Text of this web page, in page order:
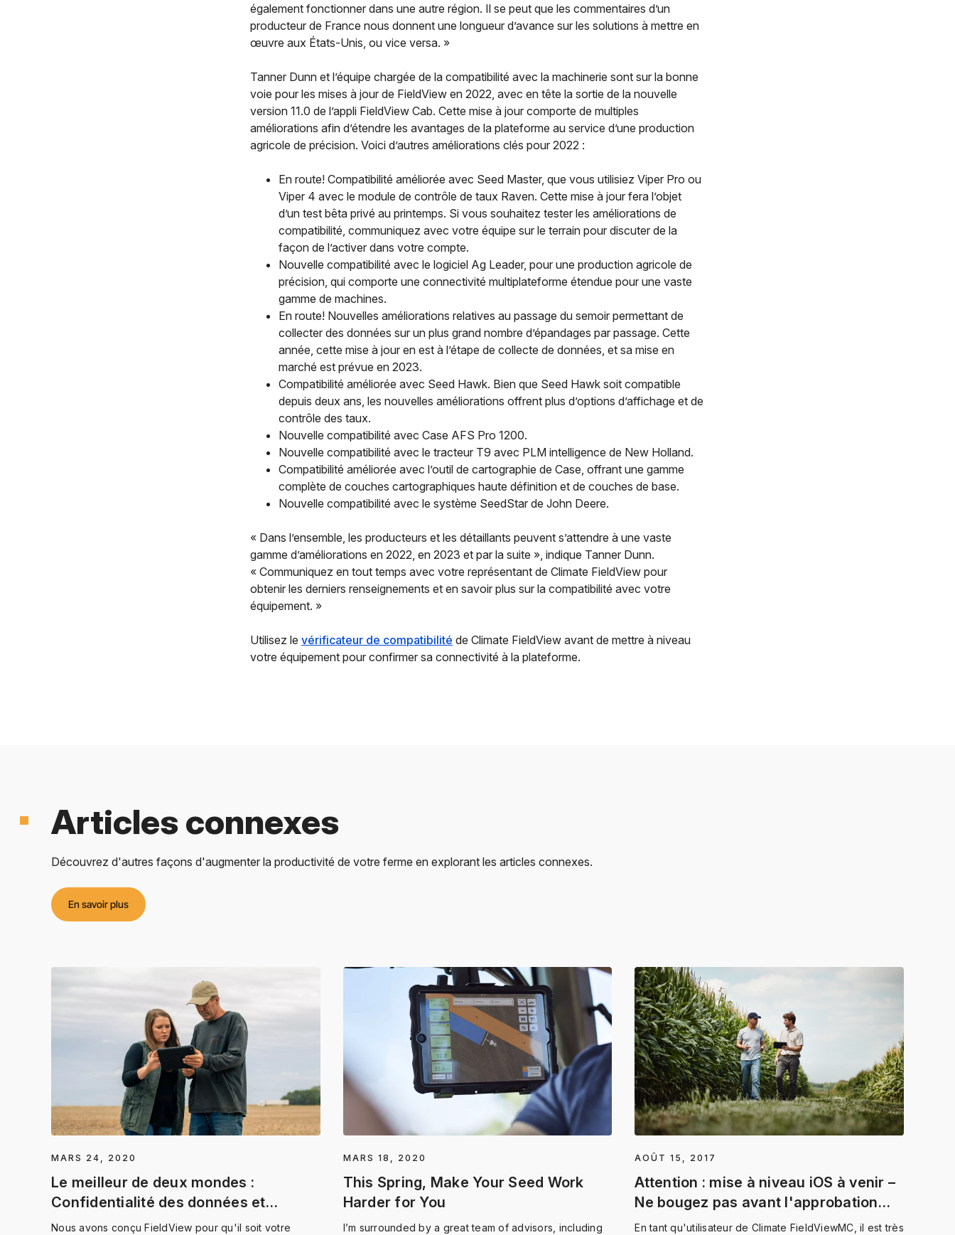
également fonctionner dans une autre région. Il se peut que les commentaires d’un
producteur de France nous donnent une longueur d’avance sur les solutions à mettre en
œuvre aux États-Unis, ou vice versa. »
Tanner Dunn et l’équipe chargée de la compatibilité avec la machinerie sont sur la bonne
voie pour les mises à jour de FieldView en 2022, avec en tête la sortie de la nouvelle
version 11.0 de l’appli FieldView Cab. Cette mise à jour comporte de multiples
améliorations afin d’étendre les avantages de la plateforme au service d’une production
agricole de précision. Voici d’autres améliorations clés pour 2022 :
En route! Compatibilité améliorée avec Seed Master, que vous utilisiez Viper Pro ou
Viper 4 avec le module de contrôle de taux Raven. Cette mise à jour fera l’objet
d’un test bêta privé au printemps. Si vous souhaitez tester les améliorations de
compatibilité, communiquez avec votre équipe sur le terrain pour discuter de la
façon de l’activer dans votre compte.
Nouvelle compatibilité avec le logiciel Ag Leader, pour une production agricole de
précision, qui comporte une connectivité multiplateforme étendue pour une vaste
gamme de machines.
En route! Nouvelles améliorations relatives au passage du semoir permettant de
collecter des données sur un plus grand nombre d’épandages par passage. Cette
année, cette mise à jour en est à l’étape de collecte de données, et sa mise en
marché est prévue en 2023.
Compatibilité améliorée avec Seed Hawk. Bien que Seed Hawk soit compatible
depuis deux ans, les nouvelles améliorations offrent plus d’options d’affichage et de
contrôle des taux.
Nouvelle compatibilité avec Case AFS Pro 1200.
Nouvelle compatibilité avec le tracteur T9 avec PLM intelligence de New Holland.
Compatibilité améliorée avec l’outil de cartographie de Case, offrant une gamme
complète de couches cartographiques haute définition et de couches de base.
Nouvelle compatibilité avec le système SeedStar de John Deere.
« Dans l’ensemble, les producteurs et les détaillants peuvent s’attendre à une vaste
gamme d’améliorations en 2022, en 2023 et par la suite », indique Tanner Dunn.
« Communiquez en tout temps avec votre représentant de Climate FieldView pour
obtenir les derniers renseignements et en savoir plus sur la compatibilité avec votre
équipement. »
Utilisez le vérificateur de compatibilité de Climate FieldView avant de mettre à niveau
votre équipement pour confirmer sa connectivité à la plateforme.
Articles connexes
Découvrez d'autres façons d'augmenter la productivité de votre ferme en explorant les articles connexes.
En savoir plus
MARS 24, 2020
Le meilleur de deux mondes :
Confidentialité des données et
connectivité
Nous avons conçu FieldView pour qu'il soit votre
MARS 18, 2020
This Spring, Make Your Seed Work
Harder for You
I’m surrounded by a great team of advisors, including
AOÛT 15, 2017
Attention : mise à niveau iOS à venir –
Ne bougez pas avant l'approbation
FieldView
En tant qu'utilisateur de Climate FieldViewMC, il est très